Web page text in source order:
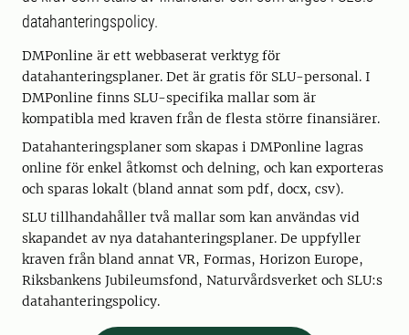
datahanteringspolicy.
DMPonline är ett webbaserat verktyg för
datahanteringsplaner. Det är gratis för SLU-personal. I
DMPonline finns SLU-specifika mallar som är
kompatibla med kraven från de flesta större finansiärer.
Datahanteringsplaner som skapas i DMPonline lagras
online för enkel åtkomst och delning, och kan exporteras
och sparas lokalt (bland annat som pdf, docx, csv).
SLU tillhandahåller två mallar som kan användas vid
skapandet av nya datahanteringsplaner. De uppfyller
kraven från bland annat VR, Formas, Horizon Europe,
Riksbankens Jubileumsfond, Naturvårdsverket och SLU:s
datahanteringspolicy.